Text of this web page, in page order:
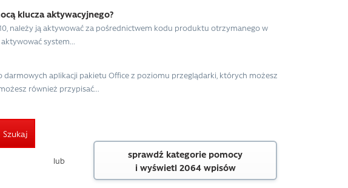
klucza aktywacyjnego?
należy ją aktywować za pośrednictwem kodu produktu otrzymanego w
system...
aplikacji pakietu Office z poziomu przeglądarki, których możesz
również przypisać...
Szukaj
lub
sprawdź kategorie pomocy
i wyświetl 2064 wpisów